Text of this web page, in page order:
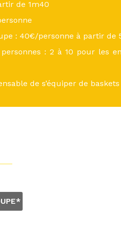
de 1m40
: 40€/personne à partir de
: 2 à 10 pour les
de s’équiper de